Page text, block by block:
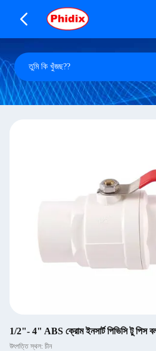
1/2"- 4" ABS ক্রোম ইনসার্ট পিভিসি টু পিস বল
উৎপত্তি স্থল: চীন